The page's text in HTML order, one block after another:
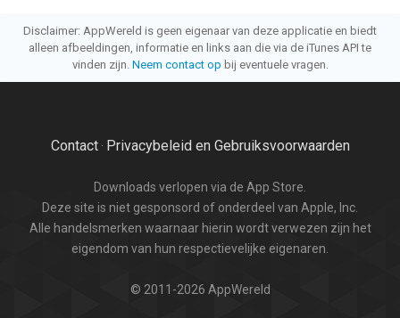
Disclaimer: AppWereld is geen eigenaar van deze applicatie en biedt
alleen afbeeldingen, informatie en links aan die via de iTunes API te
vinden zijn. Neem contact op bij eventuele vragen.
Contact· Privacybeleid en Gebruiksvoorwaarden
Downloads verlopen via de App Store.
Deze site is niet gesponsord of onderdeel van Apple, Inc.
Alle handelsmerken waarnaar hierin wordt verwezen zijn het
eigendom van hun respectievelijke eigenaren.
© 2011-2026 AppWereld